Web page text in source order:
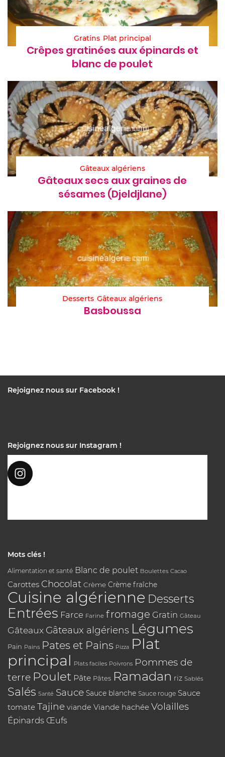
Gratins Plat principal
Crêpes gratinées aux épinards et
blanc de poulet
Gâteaux algériens
Gâteaux secs aux graines de
sésames (Djeldjlane)
Desserts Gâteaux algériens
Basboussa
Rejoignez nous sur Facebook !
Rejoignez nous sur Instagram !
Mots clés !
Alimentation et santé Blanc de poulet Boulettes Cacao
Carottes Chocolat Crème Crème fraîche
Cuisine algérienne Desserts
Entrées Farce Farine fromage Gratin Gâteau
Gâteaux Gâteaux algériens Légumes
Pain Pains Pates et Pains Pizza Plat
principal Plats faciles Poivrons Pommes de
terre Poulet Pâte Pâtes Ramadan riz Sablés
Salés Santé Sauce Sauce blanche Sauce rouge Sauce
tomate Tajine viande Viande hachée Volailles
Épinards Œufs